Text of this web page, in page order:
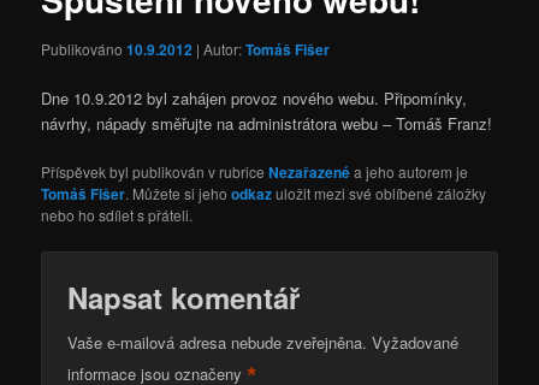
Publikováno10.9.2012 | Autor:Tomáš Fišer
Dne 10.9.2012 byl zahájen provoz nového webu. Připomínky,
návrhy, nápady směřujte na administrátora webu – Tomáš Franz!
Příspěvek byl publikován v rubriceNezařazenéa jeho autorem je
Tomáš Fišer. Můžete si jehoodkazuložit mezi své oblíbené záložky
nebo ho sdílet s přáteli.
Napsat komentář
Vaše e-mailová adresa nebude zveřejněna. Vyžadované
informace jsou označeny*